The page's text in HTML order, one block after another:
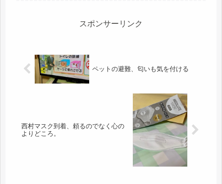
スポンサーリンク
ペットの避難、匂いも気を付ける
西村マスク到着、頼るのでなく心の
よりどころ。